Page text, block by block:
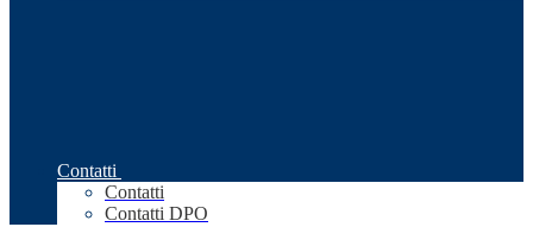
Contatti
Contatti
Contatti DPO